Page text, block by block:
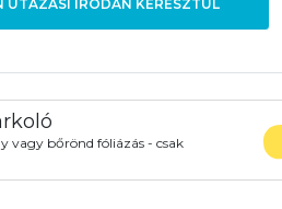
UTAZÁSI IRODÁN KERESZTÜL
vagy bőrönd fóliázás - csak